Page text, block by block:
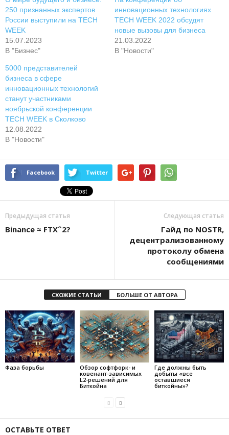
250 признанных экспертов
России выступили на TECH
WEEK
15.07.2023
В "Бизнес"
инновационных технологиях
TECH WEEK 2022 обсудят
новые вызовы для бизнеса
21.03.2022
В "Новости"
5000 представителей
бизнеса в сфере
инновационных технологий
станут участниками
ноябрьской конференции
TECH WEEK в Сколково
12.08.2022
В "Новости"
Facebook Twitter
Предыдущая статья
Binance ≈ FTXˆ2?
Следующая статья
Гайд по NOSTR,
децентрализованному
протоколу обмена
сообщениями
СХОЖИЕ СТАТЬИ БОЛЬШЕ ОТ АВТОРА
Фаза борьбы
Обзор софтфорк- и
ковенант-зависимых
L2-решений для
Биткойна
Где должны быть
добыты «все
оставшиеся
биткойны»?
ОСТАВЬТЕ ОТВЕТ